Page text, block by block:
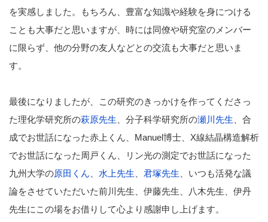
を実感しました。もちろん、豊富な知識や経験を身につける
ことも大事だと思いますが、時には同僚や研究室のメンバー
に限らず、他の分野の友人などとの交流も大事だと思いま
す。
最後になりましたが、この研究のきっかけを作ってくださっ
た理化学研究所の萩原先生、分子科学研究所の瀬川先生、合
成でお世話になった赤上くん、Manuel博士、X線結晶構造解析
でお世話になった周戸くん、リン光の測定でお世話になった
九州大学の原田くん、 水上先生、 君塚先生、いつも活発な議
論をさせていただいた前川先生、伊藤先生、八木先生、伊丹
先生にこの場をお借りして心より感謝申し上げます。